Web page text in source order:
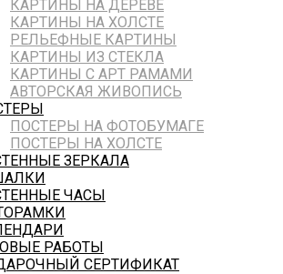
КАРТИНЫ НА ДЕРЕВЕ
КАРТИНЫ НА ХОЛСТЕ
РЕЛЬЕФНЫЕ КАРТИНЫ
КАРТИНЫ ИЗ СТЕКЛА
КАРТИНЫ С АРТ РАМАМИ
АВТОРСКАЯ ЖИВОПИСЬ
ПОСТЕРЫ НА ФОТОБУМАГЕ
ПОСТЕРЫ НА ХОЛСТЕ
ЗЕРКАЛА
ЧАСЫ
РАБОТЫ
СЕРТИФИКАТ